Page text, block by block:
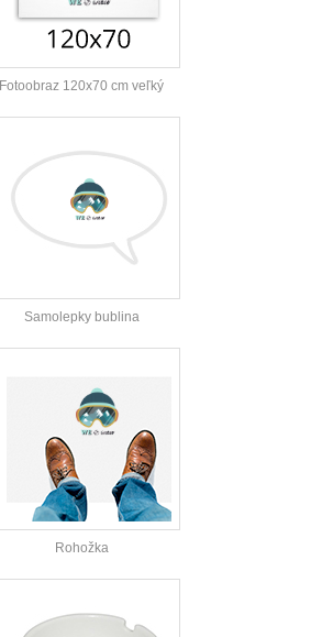
Fotoobraz 120x70 cm veľký
Samolepky bublina
Rohožka